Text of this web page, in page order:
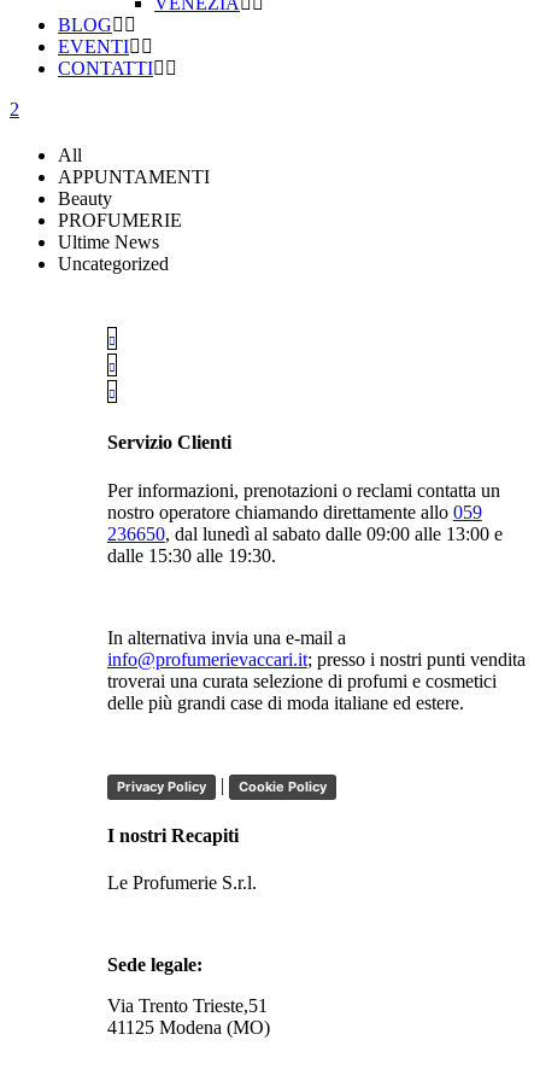
BLOG
EVENTI
CONTATTI
All
APPUNTAMENTI
Beauty
PROFUMERIE
Ultime News
Uncategorized
Servizio Clienti
Per informazioni, prenotazioni o reclami contatta un
nostro operatore chiamando direttamente allo 059
236650, dal lunedì al sabato dalle 09:00 alle 13:00 e
dalle 15:30 alle 19:30.
In alternativa invia una e-mail a
info@profumerievaccari.it; presso i nostri punti vendita
troverai una curata selezione di profumi e cosmetici
delle più grandi case di moda italiane ed estere.
Privacy Policy | Cookie Policy
I nostri Recapiti
Le Profumerie S.r.l.
Sede legale:
Via Trento Trieste,51
41125 Modena (MO)